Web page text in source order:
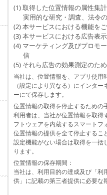
(1) 取得した位置情報の属性集
実用的な研究・調査、法令
(2) 本サービスにおける機能を
(3) 本サービスにおける広告表
(4) マーケティング及びプロモ
信
(5) それら広告の効果測定のため
当社は、位置情報を、アプリ使用
（設定により異なる）にインタ
ーにて保存します。
位置情報の取得を停止するための
利用者は、当社が位置情報を取得
フトウェアを内蔵するスマートフ
位置情報の提供を全て停止するこ
設定機能がない場合は取得を一括
ります。
位置情報の保存期間：
当社は、利用目的の達成及び「
供」に記載の第三者提供に必要な